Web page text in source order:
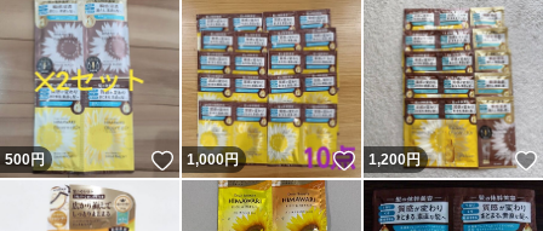
500円 いいね！
1,000円 いいね！
1,200円